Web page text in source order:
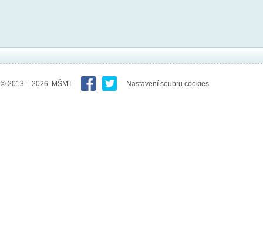
© 2013 – 2026 MŠMT Nastavení soubrů cookies